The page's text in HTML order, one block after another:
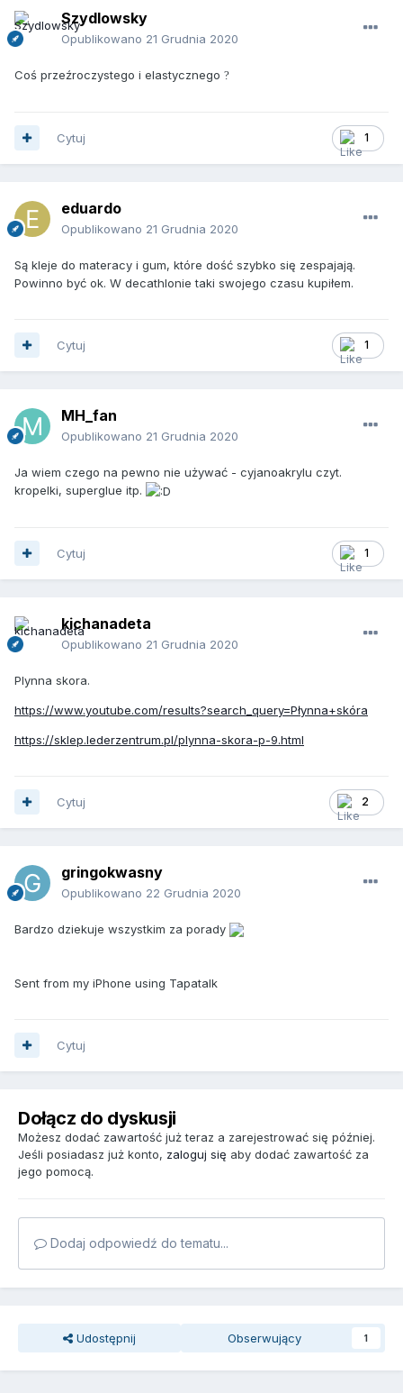
Szydlowsky
Opublikowano 21 Grudnia 2020
Coś przeźroczystego i elastycznego ?
1
Cytuj
eduardo
Opublikowano 21 Grudnia 2020
Są kleje do materacy i gum, które dość szybko się zespajają.
Powinno być ok. W decathlonie taki swojego czasu kupiłem.
1
Cytuj
MH_fan
Opublikowano 21 Grudnia 2020
Ja wiem czego na pewno nie używać - cyjanoakrylu czyt.
kropelki, superglue itp.
1
Cytuj
kichanadeta
Opublikowano 21 Grudnia 2020
Plynna skora.
https://www.youtube.com/results?search_query=Płynna+skóra
https://sklep.lederzentrum.pl/plynna-skora-p-9.html
2
Cytuj
gringokwasny
Opublikowano 22 Grudnia 2020
Bardzo dziekuje wszystkim za porady
Sent from my iPhone using Tapatalk
Cytuj
Dołącz do dyskusji
Możesz dodać zawartość już teraz a zarejestrować się później.
Jeśli posiadasz już konto, zaloguj się aby dodać zawartość za
jego pomocą.
Dodaj odpowiedź do tematu...
Udostępnij Obserwujący 1